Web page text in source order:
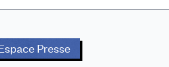
Presse